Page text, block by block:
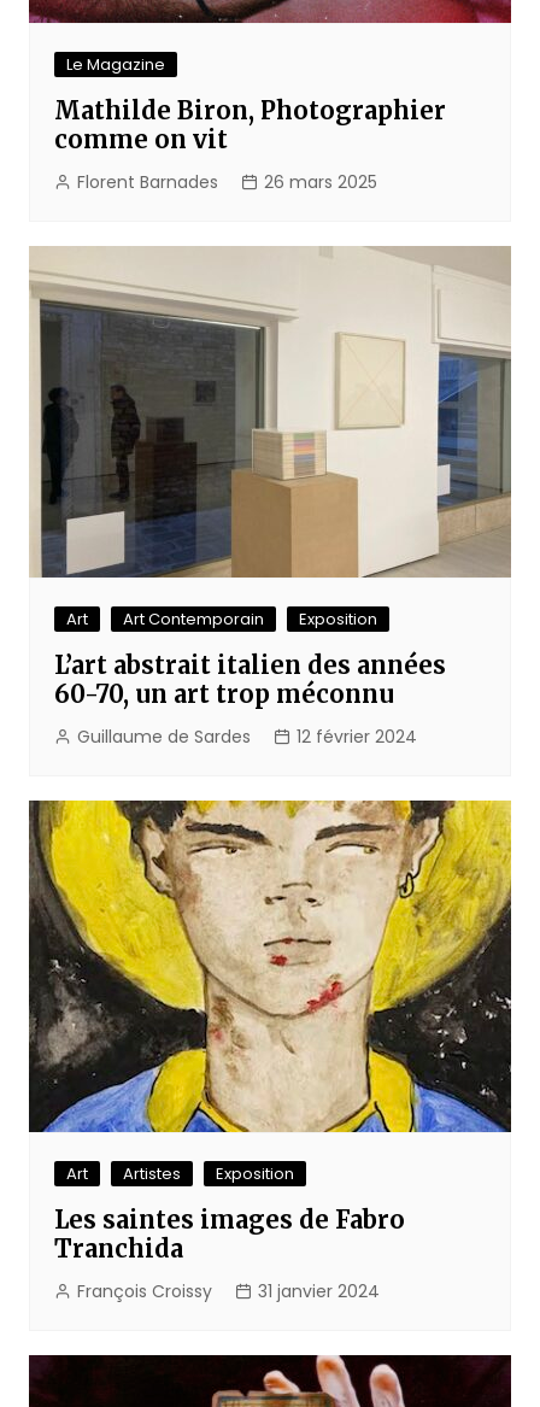
Le Magazine
Mathilde Biron, Photographier
comme on vit
Florent Barnades 26 mars 2025
Art Art Contemporain Exposition
L’art abstrait italien des années
60-70, un art trop méconnu
Guillaume de Sardes 12 février 2024
Art Artistes Exposition
Les saintes images de Fabro
Tranchida
François Croissy 31 janvier 2024